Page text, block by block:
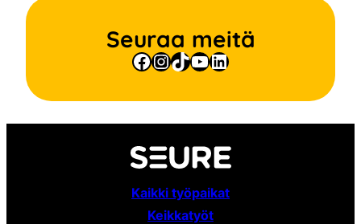
Seuraa meitä
Facebook
Instagram
TikTok
YouTube
LinkedIn
Kaikki työpaikat
Keikkatyöt